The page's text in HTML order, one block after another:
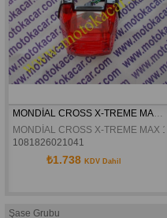
MONDİAL CROSS X-TREME MAX 150 ARKA STOP KOMPLE ORJİNAL
MONDİAL CROSS X-TREME MAX
1081826021041
₺1.738 KDV Dahil
Şase Grubu